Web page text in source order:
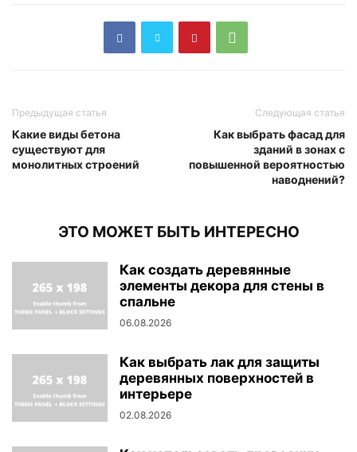
Предыдущая статья
Какие виды бетона
существуют для
монолитных строений
Следующая статья
Как выбрать фасад для
зданий в зонах с
повышенной вероятностью
наводнений?
ЭТО МОЖЕТ БЫТЬ ИНТЕРЕСНО
Как создать деревянные
элементы декора для стены в
спальне
06.08.2026
Как выбрать лак для защиты
деревянных поверхностей в
интерьере
02.08.2026